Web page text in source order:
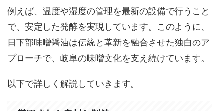
例えば、温度や湿度の管理を最新の設備で行うこと
で、安定した発酵を実現しています。このように、
日下部味噌醤油は伝統と革新を融合させた独自のア
プローチで、岐阜の味噌文化を支え続けています。
以下で詳しく解説していきます。